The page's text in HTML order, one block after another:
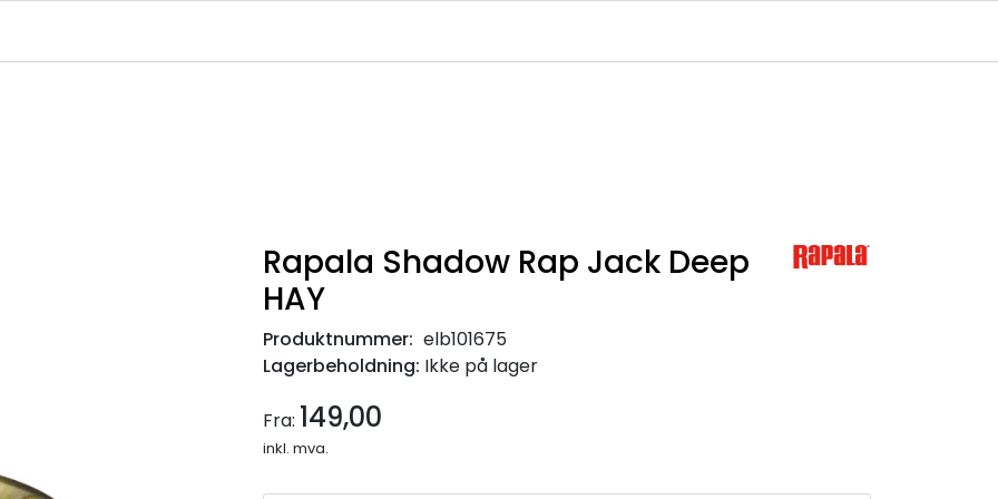
Rapala Shadow Rap Jack Deep
HAY
Produktnummer: elb101675
Lagerbeholdning: Ikke på lager
Fra: 149,00
inkl. mva.